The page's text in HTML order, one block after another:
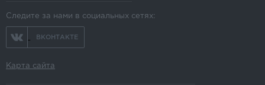
Следите за нами в социальных сетях:
ВКОНТАКТЕ
Карта сайта